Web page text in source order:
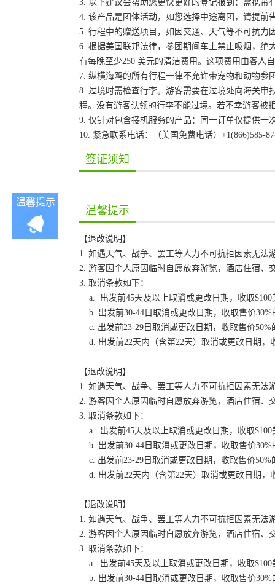
3. 以下建议会帮助您更快更好的登记报到：需携
4. 该产品是团体活动，如您选择中途离团，请提
5. 行程中的赠送项目，如因交通、天气等不可抗
6. 根据美国联邦法律，参团期间车上禁止吸烟，
有每晚至少250 美元的清洁费用。这项费用由客人
7. 纵横海鸥的所有行程一律不允许带宠物和动物参
8. 过境时需检查行李。游客需要在过境处向海关
程。没有游客认领的行李不能过境。若不幸游客被
9. 仅针对包含接机服务的产品：同一订单仅提供
10. 紧急联系电话：（美国免费电话）+1(866)585-
签证须知
温馨提示
温馨提示
【退改说明】
1. 如遇天气、战争、罢工等人力不可抗拒因素无
2. 游客因个人原因临时自愿放弃游览，酒店住宿、
3. 取消条款如下：
a. 出发前45天及以上取消或更改日期，收取$100
b. 出发前30-44日取消或更改日期，收取售价30%
c. 出发前23-29日取消或更改日期，收取售价50%
d. 出发前22天内（含第22天）取消或更改日期，
【退改说明】
1. 如遇天气、战争、罢工等人力不可抗拒因素无
2. 游客因个人原因临时自愿放弃游览，酒店住宿、
3. 取消条款如下：
a. 出发前45天及以上取消或更改日期，收取$100
b. 出发前30-44日取消或更改日期，收取售价30%
c. 出发前23-29日取消或更改日期，收取售价50%
d. 出发前22天内（含第22天）取消或更改日期，
【退改说明】
1. 如遇天气、战争、罢工等人力不可抗拒因素无
2. 游客因个人原因临时自愿放弃游览，酒店住宿、
3. 取消条款如下：
a. 出发前45天及以上取消或更改日期，收取$100
b. 出发前30-44日取消或更改日期，收取售价30%